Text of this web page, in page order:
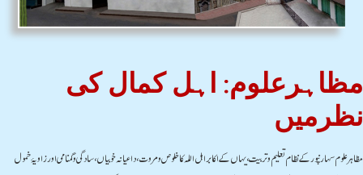
مظاہرعلوم: اہل کمال کی
نظرمیں
مظاہرعلوم سہارنپورکے نظام تعلیم وتربیت،یہاں کے اکابراہل اللہ کاخلوص ومروت،داعیانہ خوبیاں،سادگی وگمنامی اور زاویۂ خمول